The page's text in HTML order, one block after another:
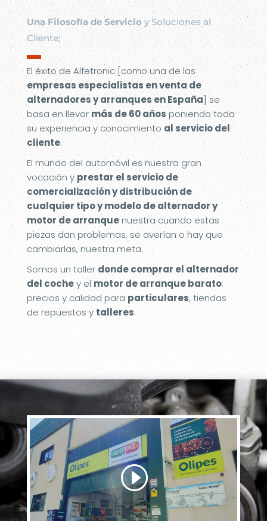
Una Filosofía de Servicioy Soluciones al
Cliente;
▬
El éxito de Alfetronic [como una de las
empresas especialistas en venta de
alternadores y arranques en España] se
basa en llevar más de 60 años poniendo toda
su experiencia y conocimiento al servicio del
cliente.
El mundo del automóvil es nuestra gran
vocación y prestar el servicio de
comercialización y distribución de
cualquier tipo y modelo de alternador y
motor de arranquenuestra cuando estas
piezas dan problemas, se averían o hay que
cambiarlas, nuestra meta.
Somos un taller donde comprar el alternador
del cochey el motor de arranque barato;
precios y calidad para particulares, tiendas
de repuestos ytalleres.